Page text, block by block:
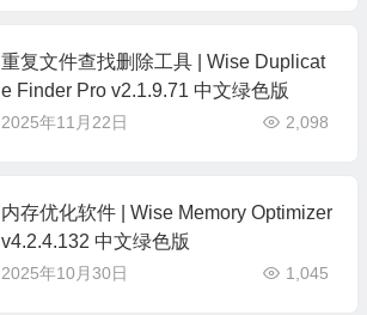
重复文件查找删除工具 | Wise Duplicat
e Finder Pro v2.1.9.71 中文绿色版
2025年11月22日 2,098
内存优化软件 | Wise Memory Optimizer
v4.2.4.132 中文绿色版
2025年10月30日 1,045